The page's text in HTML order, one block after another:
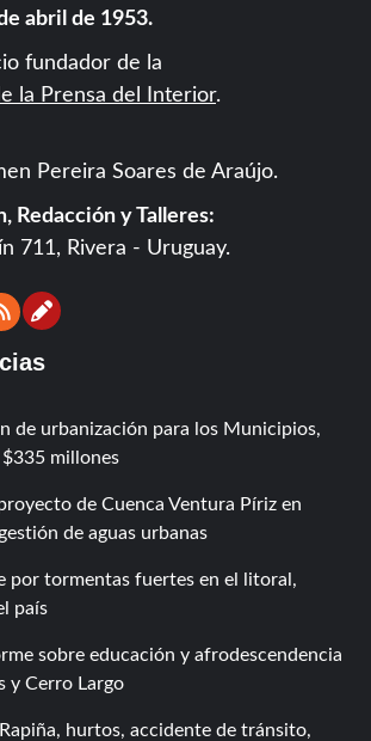
abril de 1953.
fundador de la
la Prensa del Interior.
Pereira Soares de Araújo.
Redacción y Talleres:
711, Rivera - Uruguay.
RSSContáctanos
de urbanización para los Municipios,
millones
de Cuenca Ventura Píriz en
de aguas urbanas
por tormentas fuertes en el litoral,
país
sobre educación y afrodescendencia
y Cerro Largo
hurtos, accidente de tránsito,